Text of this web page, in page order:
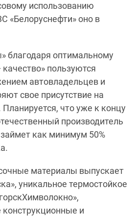
использованию
«Белоруснефти» оно в
благодаря оптимальному
пользуются
автовладельцев и
свое присутствие на
что уже к концу
производитель
как минимум 50%
материалы выпускает
уникальное термостойкое
и